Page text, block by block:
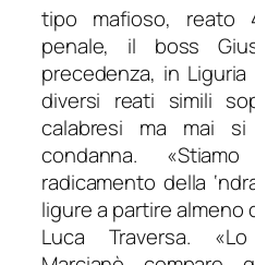
tipo mafioso, reato
penale, il boss
precedenza, in
diversi reati simili
calabresi ma mai
condanna. «
radicamento della
ligure a partire almeno
Luca Traversa. «